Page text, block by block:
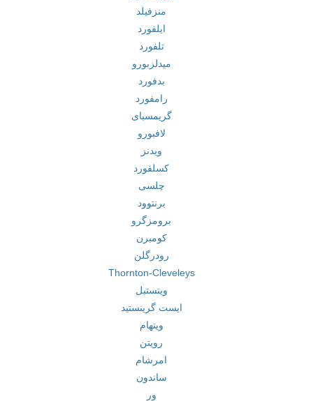
منزفیلد
ایلفورد
تلفورد
میدلزبورو
بدفورد
رامفورد
گریمسبای
لافبورو
ویدنز
کسلفورد
چلسی
برنتوود
برومزگرو
کومبرن
رودرگلن
Thornton-Cleveleys
ویتستبل
ایست گرینستید
ویتهام
رویتن
امرشام
ساندون
ور